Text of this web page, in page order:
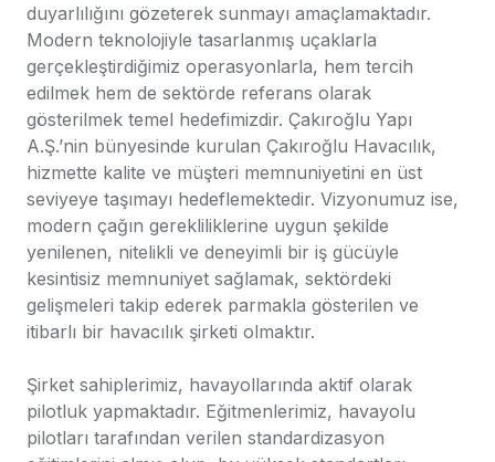
duyarlılığını gözeterek sunmayı amaçlamaktadır.
Modern teknolojiyle tasarlanmış uçaklarla
gerçekleştirdiğimiz operasyonlarla, hem tercih
edilmek hem de sektörde referans olarak
gösterilmek temel hedefimizdir. Çakıroğlu Yapı
A.Ş.’nin bünyesinde kurulan Çakıroğlu Havacılık,
hizmette kalite ve müşteri memnuniyetini en üst
seviyeye taşımayı hedeflemektedir. Vizyonumuz ise,
modern çağın gerekliliklerine uygun şekilde
yenilenen, nitelikli ve deneyimli bir iş gücüyle
kesintisiz memnuniyet sağlamak, sektördeki
gelişmeleri takip ederek parmakla gösterilen ve
itibarlı bir havacılık şirketi olmaktır.
Şirket sahiplerimiz, havayollarında aktif olarak
pilotluk yapmaktadır. Eğitmenlerimiz, havayolu
pilotları tarafından verilen standardizasyon